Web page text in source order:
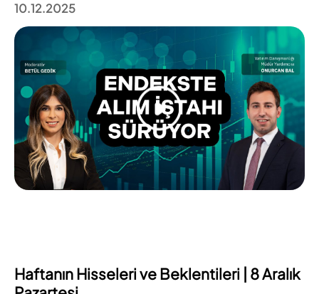
10.12.2025
Haftanın Hisseleri ve Beklentileri | 8 Aralık